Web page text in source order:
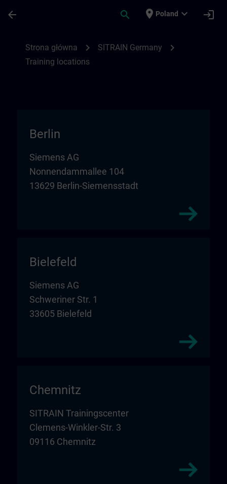
arrow_back search place Poland expand_more login
Strona główna chevron_right SITRAIN Germany chevron_right
Training locations
Berlin
Siemens AG
Nonnendammallee 104
13629 Berlin-Siemensstadt
Bielefeld
Siemens AG
Schweriner Str. 1
33605 Bielefeld
Chemnitz
SITRAIN Trainingscenter
Clemens-Winkler-Str. 3
09116 Chemnitz